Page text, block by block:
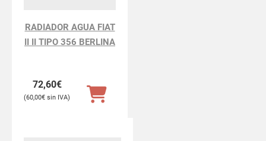
RADIADOR AGUA FIAT
II II TIPO 356 BERLINA
72,60€
60,00€